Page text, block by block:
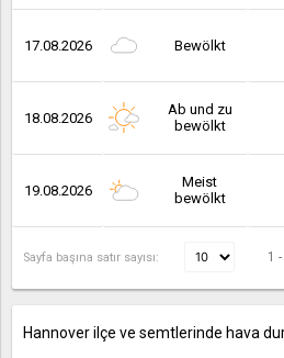
17.08.2026 Bewölkt
18.08.2026
Ab und zu
bewölkt
19.08.2026
Meist
bewölkt
Sayfa başına satır sayısı: 1
Hannover ilçe ve semtlerinde hava